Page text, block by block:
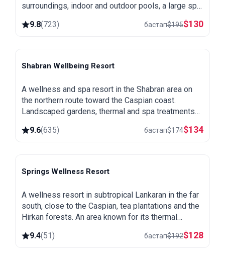
surroundings, indoor and outdoor pools, a large spa
and easy trips to Lahij and the Ismayilli mountains.
9.8(723) бастап$195$130
Shabran
Shabran Wellbeing Resort
A wellness and spa resort in the Shabran area on
the northern route toward the Caspian coast.
Landscaped gardens, thermal and spa treatments
9.6(635) бастап$174$134
Lankaran
Springs Wellness Resort
A wellness resort in subtropical Lankaran in the far
south, close to the Caspian, tea plantations and the
Hirkan forests. An area known for its thermal
9.4(51) бастап$192$128